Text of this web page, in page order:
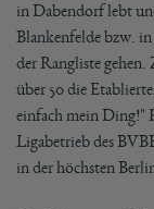
in Dabendorf lebt
Blankenfelde bzw.
der Rangliste
über 50 die
einfach mein Ding!"
Ligabetrieb des
in der höchsten